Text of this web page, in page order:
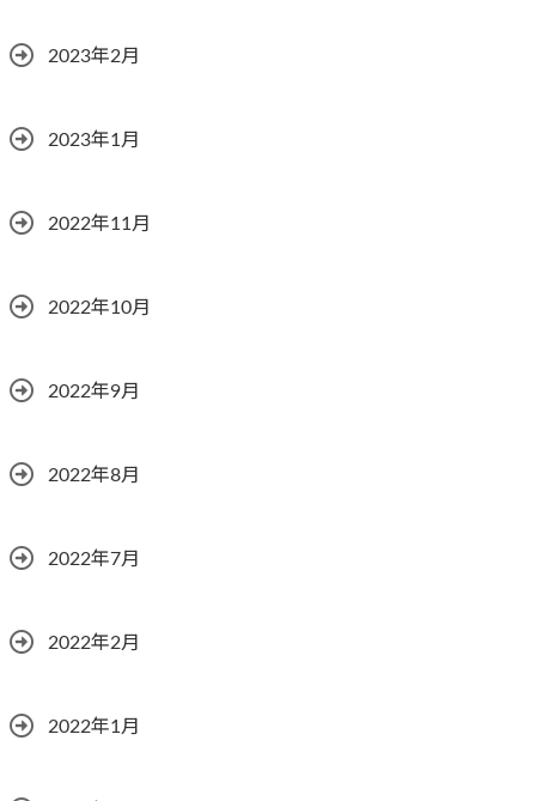
2023年2月
2023年1月
2022年11月
2022年10月
2022年9月
2022年8月
2022年7月
2022年2月
2022年1月